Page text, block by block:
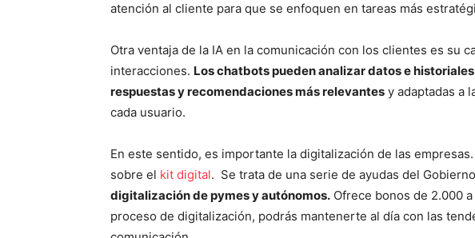
atención al cliente para que se enfoquen en tareas más
Otra ventaja de la IA en la comunicación con los clientes es su
interacciones. Los chatbots pueden analizar datos e
respuestas y recomendaciones más relevantes y adaptadas a
cada usuario.
En este sentido, es importante la digitalización de las
sobre el kit digital. Se trata de una serie de ayudas del
digitalización de pymes y autónomos. Ofrece bonos de 2.000
proceso de digitalización, podrás mantenerte al día con las